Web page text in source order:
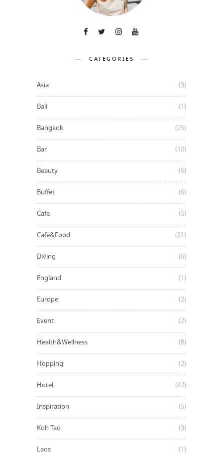
CATEGORIES
Asia (3)
Bali (1)
Bangkok (25)
Bar (10)
Beauty (6)
Buffet (6)
Cafe (5)
Cafe&Food (31)
Diving (6)
England (1)
Europe (2)
Event (2)
Health&Wellness (8)
Hopping (2)
Hotel (42)
Inspiration (5)
Koh Tao (3)
Laos (1)